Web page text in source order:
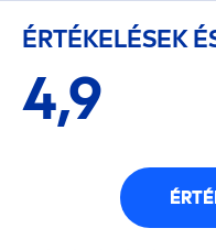
ÉRTÉKELÉSEK
4,9